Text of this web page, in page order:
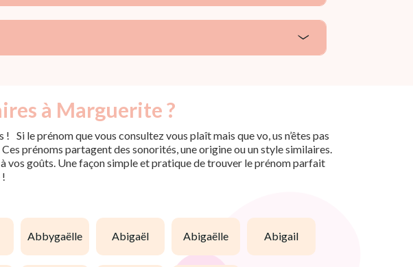
à Marguerite ?
le prénom que vous consultez vous plaît mais que vo, us n’êtes pas
prénoms partagent des sonorités, une origine ou un style similaires.
vos goûts. Une façon simple et pratique de trouver le prénom parfait
abbygaëlle abigaël abigaëlle abigail